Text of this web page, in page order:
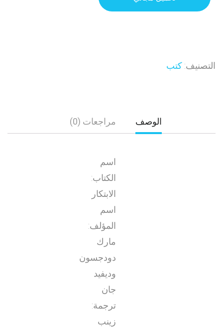
التصنيف: كتب
الوصف مراجعات (0)
اسم
الكتاب:
الابتكار
اسم
المؤلف:
مارك
دودجسون
وديفيد
جان
ترجمة:
زينب